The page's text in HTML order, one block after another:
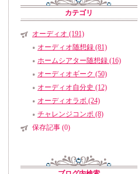
カテゴリ
オーディオ (191)
オーディオ随想録 (81)
ホームシアター随想録 (16)
オーディオギーク (50)
オーディオ自分史 (12)
オーディオラボ (24)
チャレンジコンポ (8)
保存記事 (0)